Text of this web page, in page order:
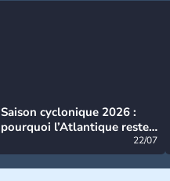
Saison cyclonique 2026 :
pourquoi l’Atlantique reste
22/07